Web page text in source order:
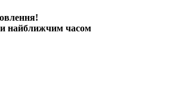
найближчим часом